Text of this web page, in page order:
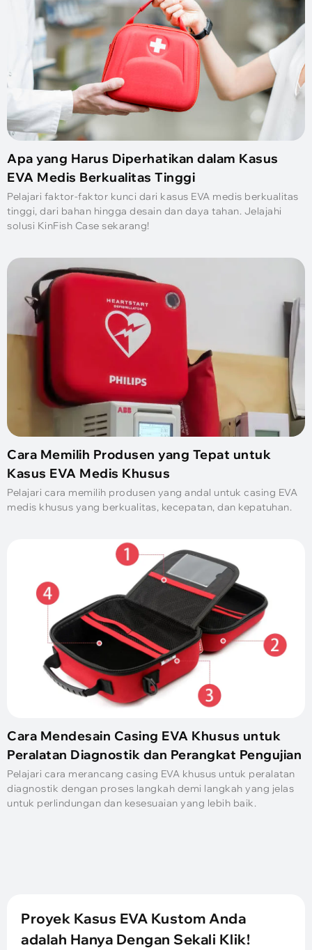
Apa yang Harus Diperhatikan dalam Kasus
EVA Medis Berkualitas Tinggi
Pelajari faktor-faktor kunci dari kasus EVA medis berkualitas
tinggi, dari bahan hingga desain dan daya tahan. Jelajahi
solusi KinFish Case sekarang!
Cara Memilih Produsen yang Tepat untuk
Kasus EVA Medis Khusus
Pelajari cara memilih produsen yang andal untuk casing EVA
medis khusus yang berkualitas, kecepatan, dan kepatuhan.
Cara Mendesain Casing EVA Khusus untuk
Peralatan Diagnostik dan Perangkat Pengujian
Pelajari cara merancang casing EVA khusus untuk peralatan
diagnostik dengan proses langkah demi langkah yang jelas
untuk perlindungan dan kesesuaian yang lebih baik.
Proyek Kasus EVA Kustom Anda
adalah Hanya Dengan Sekali Klik!